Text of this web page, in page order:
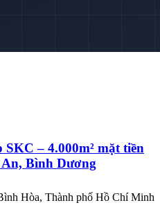
– 4.000m² mặt tiền
Bình Dương
Hòa, Thành phố Hồ Chí Minh